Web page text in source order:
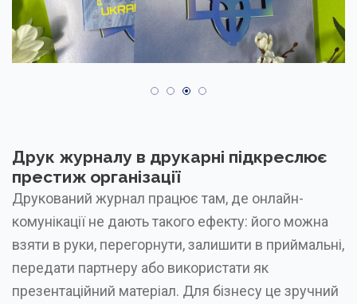
Друк журналу в друкарні підкреслює
престиж організації
Друкований журнал працює там, де онлайн-
комунікації не дають такого ефекту: його можна
взяти в руки, перегорнути, залишити в приймальні,
передати партнеру або використати як
презентаційний матеріал. Для бізнесу це зручний